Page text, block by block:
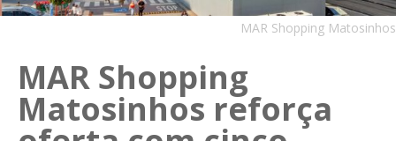
MAR Shopping Matosinhos
MAR Shopping
Matosinhos reforça